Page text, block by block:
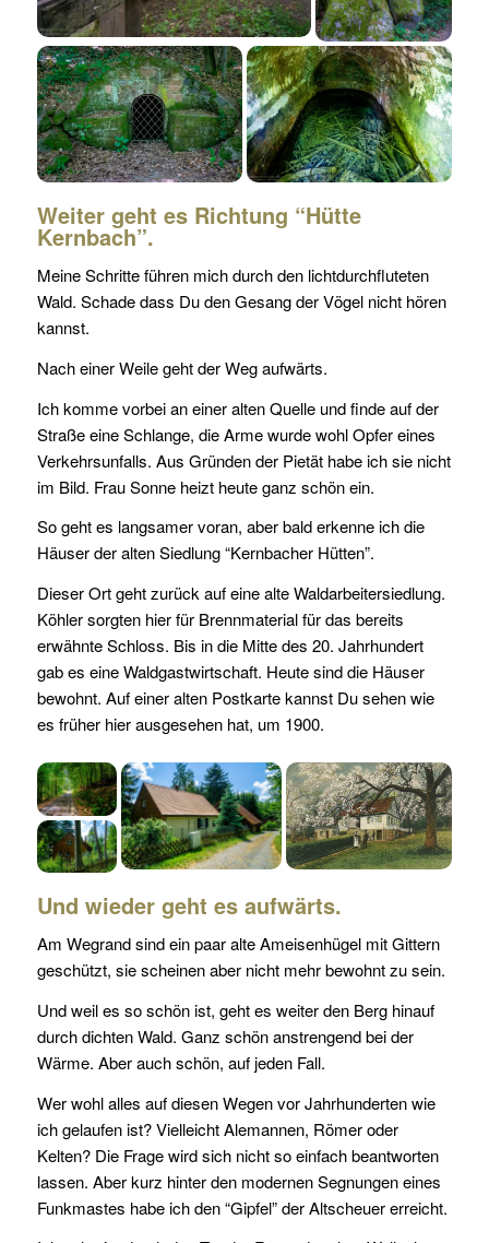
Weiter geht es Richtung “Hütte
Kernbach”.
Meine Schritte führen mich durch den lichtdurchfluteten
Wald. Schade dass Du den Gesang der Vögel nicht hören
kannst.
Nach einer Weile geht der Weg aufwärts.
Ich komme vorbei an einer alten Quelle und finde auf der
Straße eine Schlange, die Arme wurde wohl Opfer eines
Verkehrsunfalls. Aus Gründen der Pietät habe ich sie nicht
im Bild. Frau Sonne heizt heute ganz schön ein.
So geht es langsamer voran, aber bald erkenne ich die
Häuser der alten Siedlung “Kernbacher Hütten”.
Dieser Ort geht zurück auf eine alte Waldarbeitersiedlung.
Köhler sorgten hier für Brennmaterial für das bereits
erwähnte Schloss. Bis in die Mitte des 20. Jahrhundert
gab es eine Waldgastwirtschaft. Heute sind die Häuser
bewohnt. Auf einer alten Postkarte kannst Du sehen wie
es früher hier ausgesehen hat, um 1900.
Und wieder geht es aufwärts.
Am Wegrand sind ein paar alte Ameisenhügel mit Gittern
geschützt, sie scheinen aber nicht mehr bewohnt zu sein.
Und weil es so schön ist, geht es weiter den Berg hinauf
durch dichten Wald. Ganz schön anstrengend bei der
Wärme. Aber auch schön, auf jeden Fall.
Wer wohl alles auf diesen Wegen vor Jahrhunderten wie
ich gelaufen ist? Vielleicht Alemannen, Römer oder
Kelten? Die Frage wird sich nicht so einfach beantworten
lassen. Aber kurz hinter den modernen Segnungen eines
Funkmastes habe ich den “Gipfel” der Altscheuer erreicht.